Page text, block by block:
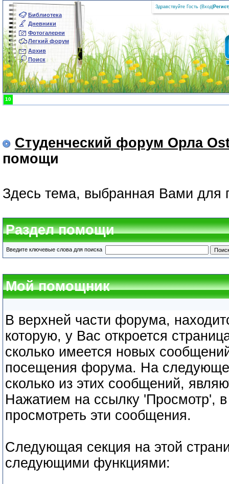
Библиотека
Дневники
Фотогалереи
Легкий форум
Архив
Поиск
Здравствуйте Гость (Вход
10
Студенческий форум Орла
помощи
Здесь тема, выбранная Вами для
Раздел помощи
Введите ключевые слова для поиска
Мой помощник
В верхней части форума,
которую, у Вас откроется
сколько имеется новых
посещения форума. На
сколько из этих сообщений,
Нажатием на ссылку 'Просмотр',
просмотреть эти сообщения.
Следующая секция на этой
следующими функциями: